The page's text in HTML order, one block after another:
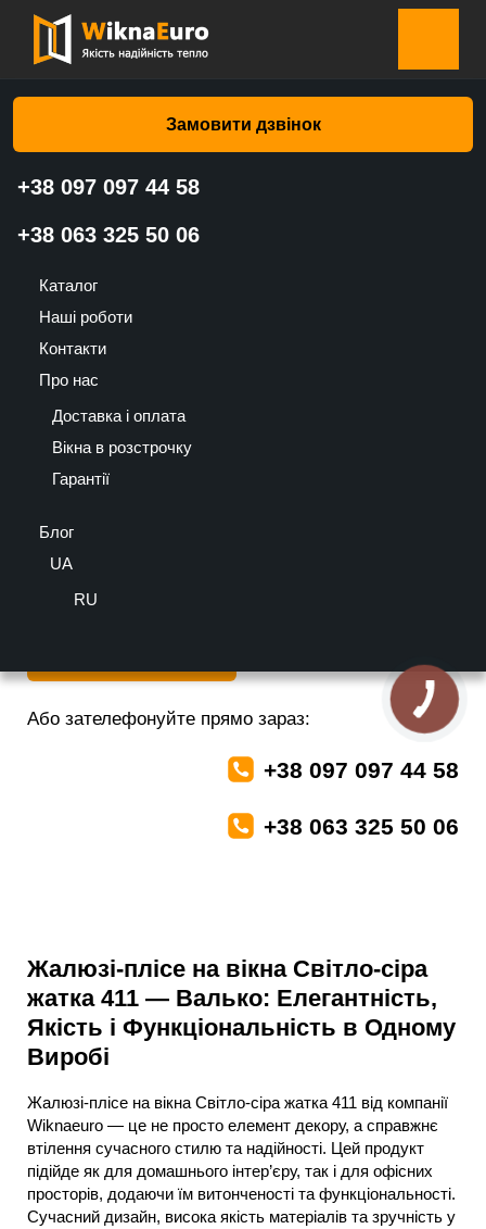
Замовити дзвінок
+38 097 097 44 58
+38 063 325 50 06
Каталог
Наші роботи
Контакти
Про нас
Доставка і оплата
Вікна в розстрочку
Гарантії
Блог
UA
RU
Головна сторінка»Каталог
Жалюзі-плісе на вікна Світло-сіра жатка 411 – Валько
Жалюзі-плісе на вікна Світло-
1250
Більше інформації можете отримати у наших спеціалістів
безкоштовно
Або зателефонуйте прямо зараз:
+38 097 097 44 58
+38 063 325 50 06
Жалюзі-плісе на вікна Світло-сіра
жатка 411 — Валько: Елегантність,
Якість і Функціональність в Одному
Виробі
Жалюзі-плісе на вікна Світло-сіра жатка 411 від компанії
Wiknaeuro — це не просто елемент декору, а справжнє
втілення сучасного стилю та надійності. Цей продукт
підійде як для домашнього інтер’єру, так і для офісних
просторів, додаючи їм витонченості та функціональності.
Сучасний дизайн, висока якість матеріалів та зручність у